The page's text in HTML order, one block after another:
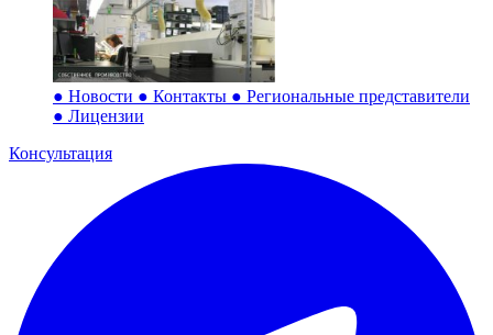
● Новости ● Контакты ● Региональные представители
● Лицензии
Консультация